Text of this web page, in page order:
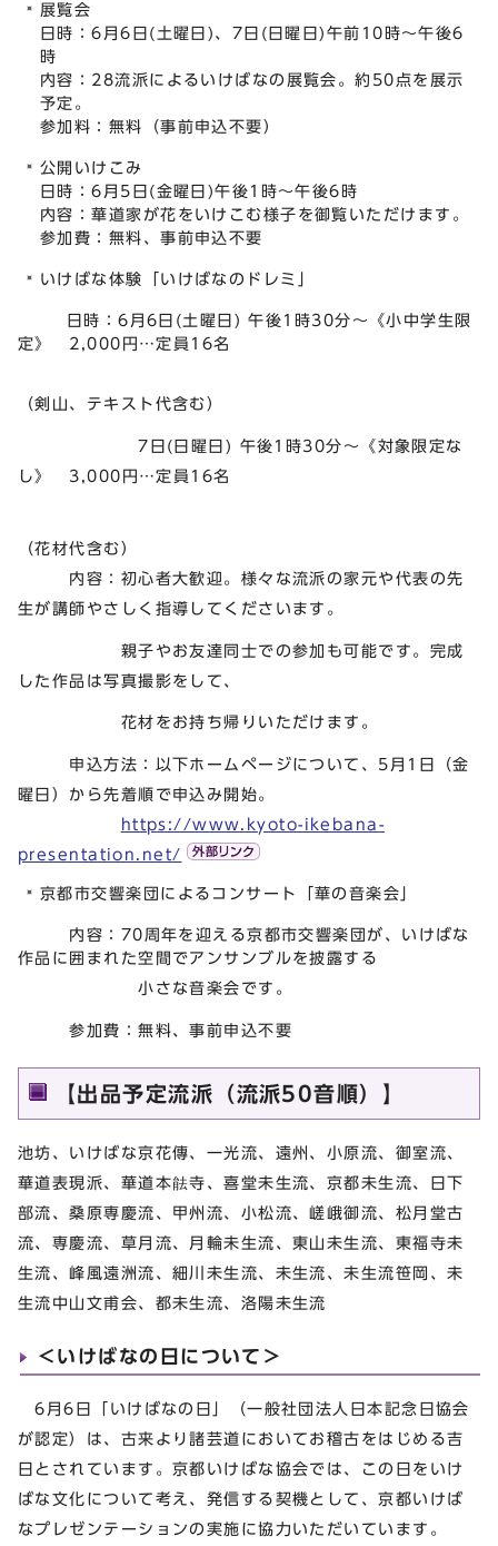
展覧会
日時：6月6日(土曜日)、7日(日曜日)午前10時～午後6
時
内容：28流派によるいけばなの展覧会。約50点を展示
予定。
参加料：無料（事前申込不要）
公開いけこみ
日時：6月5日(金曜日)午後1時～午後6時
内容：華道家が花をいけこむ様子を御覧いただけます。
参加費：無料、事前申込不要
いけばな体験「いけばなのドレミ」
日時：6月6日(土曜日) 午後1時30分～《小中学生限
定》 2,000円…定員16名
（剣山、テキスト代含む）
7日(日曜日) 午後1時30分～《対象限定な
し》 3,000円…定員16名
（花材代含む）
内容：初心者大歓迎。様々な流派の家元や代表の先
生が講師やさしく指導してくださいます。
親子やお友達同士での参加も可能です。完成
した作品は写真撮影をして、
花材をお持ち帰りいただけます。
申込方法：以下ホームページについて、5月1日（金
曜日）から先着順で申込み開始。
https://www.kyoto-ikebana-
presentation.net/
京都市交響楽団によるコンサート「華の音楽会」
内容：70周年を迎える京都市交響楽団が、いけばな
作品に囲まれた空間でアンサンブルを披露する
小さな音楽会です。
参加費：無料、事前申込不要
【出品予定流派（流派50音順）】
池坊、いけばな京花傳、一光流、遠州、小原流、御室流、
華道表現派、華道本䏻寺、喜堂未生流、京都未生流、日下
部流、桑原専慶流、甲州流、小松流、嵯峨御流、松月堂古
流、専慶流、草月流、月輪未生流、東山未生流、東福寺未
生流、峰風遠洲流、細川未生流、未生流、未生流笹岡、未
生流中山文甫会、都未生流、洛陽未生流
＜いけばなの日について＞
6月6日「いけばなの日」（一般社団法人日本記念日協会
が認定）は、古来より諸芸道においてお稽古をはじめる吉
日とされています。京都いけばな協会では、この日をいけ
ばな文化について考え、発信する契機として、京都いけば
なプレゼンテーションの実施に協力いただいています。